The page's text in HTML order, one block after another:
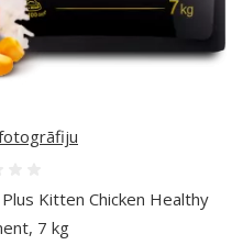
Kitten Chicken Healthy
7 kg